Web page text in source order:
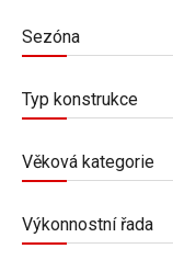
Sezóna
Typ konstrukce
Věková kategorie
Výkonnostní řada